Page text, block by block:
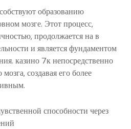
образованию
мозге. Этот процесс,
продолжается на в
и является фундаментом
казино 7к непосредственно
создавая его более
способности через